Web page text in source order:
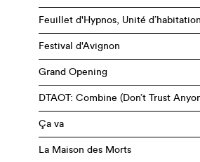
Feuillet d'Hypnos, Unité
Festival d'Avignon
Grand Opening
DTAOT: Combine (Don’t Trust
Ça va
La Maison des Morts